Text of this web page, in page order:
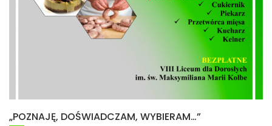
„POZNAJĘ, DOŚWIADCZAM, WYBIERAM…”